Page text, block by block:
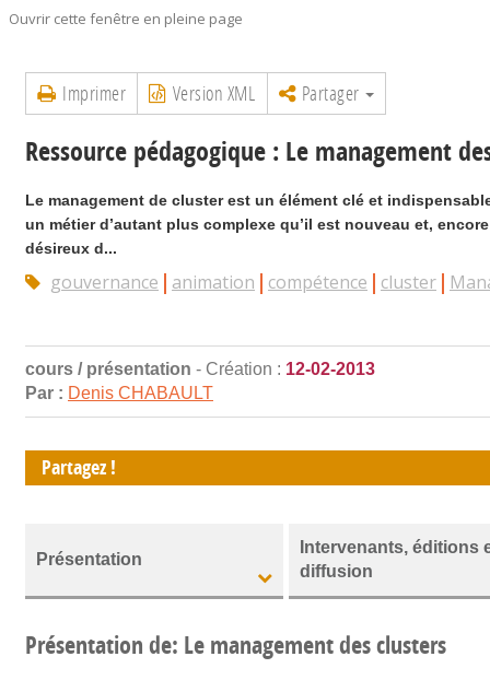
Ouvrir cette fenêtre en pleine page
Imprimer Version XML Partager
Ressource pédagogique : Le management
Le management de cluster est un élément clé et
un métier d’autant plus complexe qu’il est nouveau et,
désireux d...
gouvernance animation compétence cluster
cours / présentation - Création : 12-02-2013
Par : Denis CHABAULT
Partagez !
Présentation
Intervenants, éditions
diffusion
Présentation de: Le management des clusters